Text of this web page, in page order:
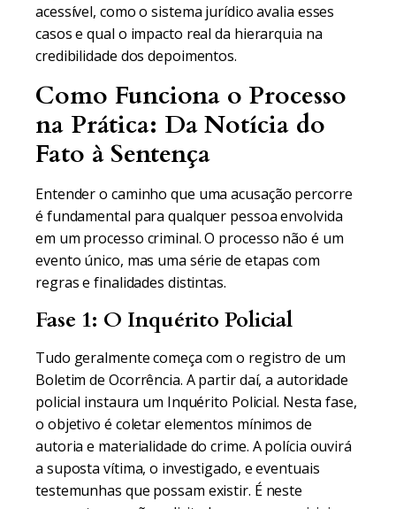
acessível, como o sistema jurídico avalia esses
casos e qual o impacto real da hierarquia na
credibilidade dos depoimentos.
Como Funciona o Processo
na Prática: Da Notícia do
Fato à Sentença
Entender o caminho que uma acusação percorre
é fundamental para qualquer pessoa envolvida
em um processo criminal. O processo não é um
evento único, mas uma série de etapas com
regras e finalidades distintas.
Fase 1: O Inquérito Policial
Tudo geralmente começa com o registro de um
Boletim de Ocorrência. A partir daí, a autoridade
policial instaura um Inquérito Policial. Nesta fase,
o objetivo é coletar elementos mínimos de
autoria e materialidade do crime. A polícia ouvirá
a suposta vítima, o investigado, e eventuais
testemunhas que possam existir. É neste